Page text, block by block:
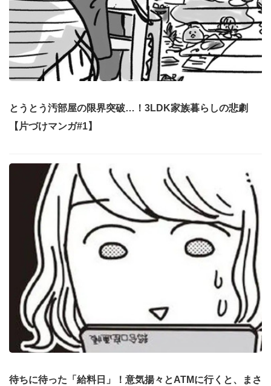
とうとう汚部屋の限界突破…！3LDK家族暮らしの悲劇
【片づけマンガ#1】
待ちに待った「給料日」！意気揚々とATMに行くと、まさ